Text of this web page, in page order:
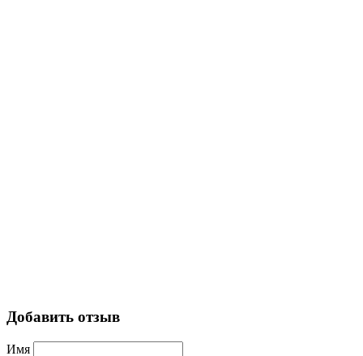
Добавить отзыв
Имя